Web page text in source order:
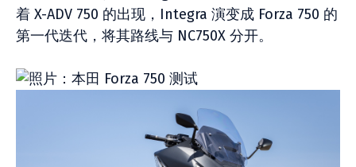
着 X-ADV 750 的出现，Integra 演变成 Forza 750 的
第一代迭代，将其路线与 NC750X 分开。